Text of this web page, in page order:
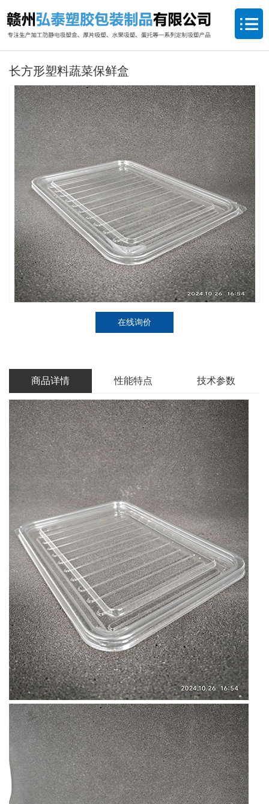
长方形塑料蔬菜保鲜盒
在线询价
商品详情 性能特点 技术参数